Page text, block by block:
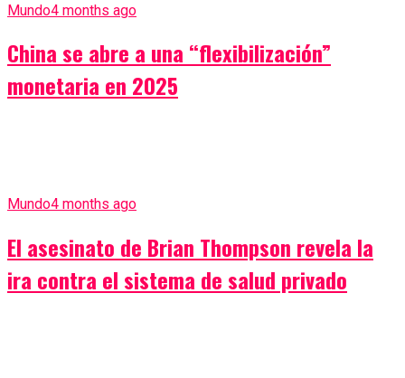
Mundo4 months ago
China se abre a una “flexibilización”
monetaria en 2025
Mundo4 months ago
El asesinato de Brian Thompson revela la
ira contra el sistema de salud privado